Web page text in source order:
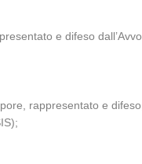
e difeso
rappresentato e